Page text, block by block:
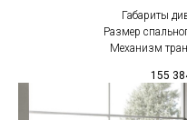
Габариты
Размер
Механизм
155